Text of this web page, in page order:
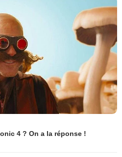
4 ? On a la réponse !